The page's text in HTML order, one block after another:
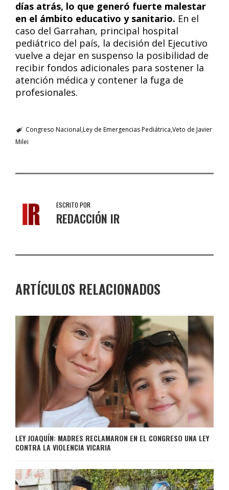
días atrás, lo que generó fuerte malestar
en el ámbito educativo y sanitario. En el
caso del Garrahan, principal hospital
pediátrico del país, la decisión del Ejecutivo
vuelve a dejar en suspenso la posibilidad de
recibir fondos adicionales para sostener la
atención médica y contener la fuga de
profesionales.
Congreso Nacional Ley de Emergencias Pediátrica Veto de Javier
Milei
ESCRITO POR
REDACCIÓN IR
ARTÍCULOS RELACIONADOS
LEY JOAQUÍN: MADRES RECLAMARON EN EL CONGRESO UNA LEY
CONTRA LA VIOLENCIA VICARIA